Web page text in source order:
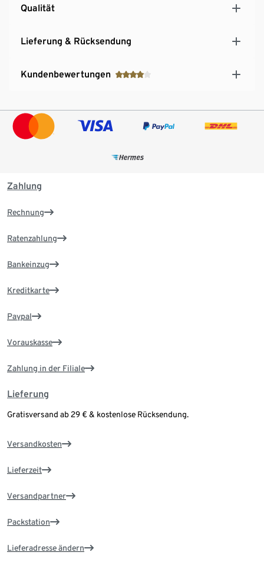
Qualität
Lieferung & Rücksendung
Kundenbewertungen
Zahlung
Rechnung
Ratenzahlung
Bankeinzug
Kreditkarte
Paypal
Vorauskasse
Zahlung in der Filiale
Lieferung
Gratisversand ab 29 € & kostenlose Rücksendung.
Versandkosten
Lieferzeit
Versandpartner
Packstation
Lieferadresse ändern